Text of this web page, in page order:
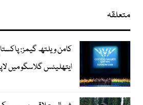
متعلقہ
کامن ویلتھ گیمز:
ایتھلیٹس گلاسگو میں